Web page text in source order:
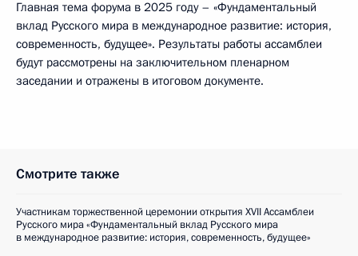
Главная тема форума в 2025 году – «Фундаментальный
вклад Русского мира в международное развитие: история,
современность, будущее». Результаты работы ассамблеи
будут рассмотрены на заключительном пленарном
заседании и отражены в итоговом документе.
Смотрите также
Участникам торжественной церемонии открытия XVII Ассамблеи
Русского мира «Фундаментальный вклад Русского мира
в международное развитие: история, современность, будущее»